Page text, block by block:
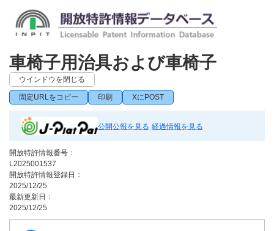
車椅子用治具および車椅子
ウインドウを閉じる
固定URLをコピー 印刷 XにPOST
公開公報を見る 経過情報を見る
開放特許情報番号：
L2025001537
開放特許情報登録日：
2025/12/25
最新更新日：
2025/12/25